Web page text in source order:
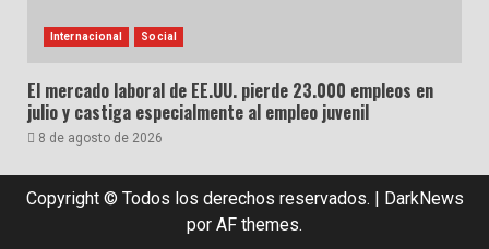
Internacional Social
El mercado laboral de EE.UU. pierde 23.000 empleos en
julio y castiga especialmente al empleo juvenil
8 de agosto de 2026
Copyright © Todos los derechos reservados. | DarkNews
por AF themes.